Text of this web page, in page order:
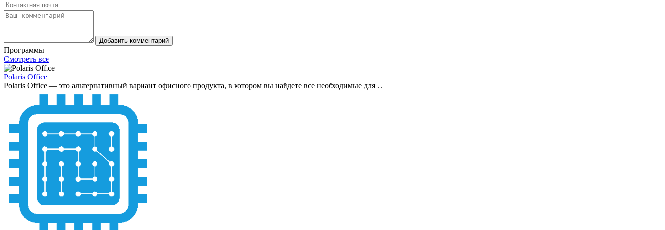
Добавить комментарий
Программы
Смотреть все
Polaris Office
Polaris Office — это альтернативный вариант офисного продукта, в котором вы найдете все необходимые для ...